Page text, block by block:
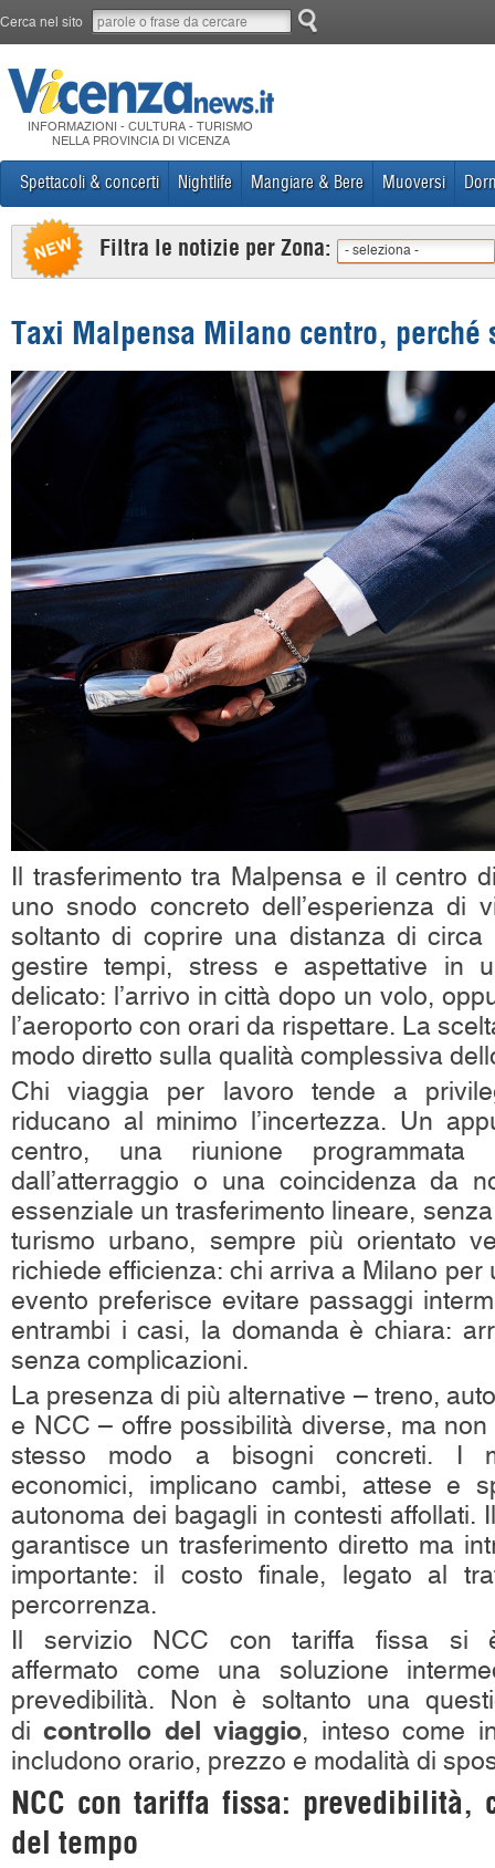
Cerca nel sito
INFORMAZIONI - CULTURA - TURISMO
NELLA PROVINCIA DI VICENZA
Spettacoli & concerti Nightlife Mangiare & Bere Muoversi
Filtra le notizie per Zona: - seleziona -
Taxi Malpensa Milano centro,
Il trasferimento tra Malpensa e il centro
uno snodo concreto dell’esperienza di
soltanto di coprire una distanza di
gestire tempi, stress e aspettative in
delicato: l’arrivo in città dopo un volo,
l’aeroporto con orari da rispettare. La
modo diretto sulla qualità complessiva
Chi viaggia per lavoro tende a
riducano al minimo l’incertezza. Un
centro, una riunione
dall’atterraggio o una coincidenza da
essenziale un trasferimento lineare,
turismo urbano, sempre più orientato
richiede efficienza: chi arriva a Milano per
evento preferisce evitare passaggi
entrambi i casi, la domanda è chiara:
senza complicazioni.
La presenza di più alternative – treno,
e NCC – offre possibilità diverse, ma
stesso modo a bisogni concreti. I
economici, implicano cambi, attese e
autonoma dei bagagli in contesti affollati.
garantisce un trasferimento diretto ma
importante: il costo finale, legato al
percorrenza.
Il servizio NCC con tariffa fissa si è
affermato come una soluzione
prevedibilità. Non è soltanto una
dicontrollo del viaggio, inteso come
includono orario, prezzo e modalità di
NCC con tariffa fissa: prevedibilità,
del tempo